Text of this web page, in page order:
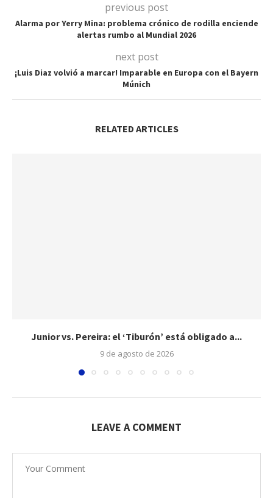
previous post
Alarma por Yerry Mina: problema crónico de rodilla enciende
alertas rumbo al Mundial 2026
next post
¡Luis Diaz volvió a marcar! Imparable en Europa con el Bayern
Múnich
RELATED ARTICLES
Junior vs. Pereira: el ‘Tiburón’ está obligado a...
9 de agosto de 2026
LEAVE A COMMENT